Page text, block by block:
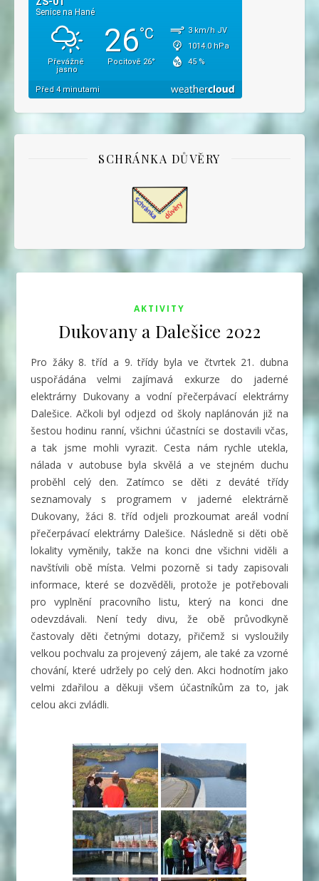
SCHRÁNKA DŮVĚRY
AKTIVITY
Dukovany a Dalešice 2022
Pro žáky 8. tříd a 9. třídy byla ve čtvrtek 21. dubna
uspořádána velmi zajímavá exkurze do jaderné
elektrárny Dukovany a vodní přečerpávací elektrárny
Dalešice. Ačkoli byl odjezd od školy naplánován již na
šestou hodinu ranní, všichni účastníci se dostavili včas,
a tak jsme mohli vyrazit. Cesta nám rychle utekla,
nálada v autobuse byla skvělá a ve stejném duchu
proběhl celý den. Zatímco se děti z deváté třídy
seznamovaly s programem v jaderné elektrárně
Dukovany, žáci 8. tříd odjeli prozkoumat areál vodní
přečerpávací elektrárny Dalešice. Následně si děti obě
lokality vyměnily, takže na konci dne všichni viděli a
navštívili obě místa. Velmi pozorně si tady zapisovali
informace, které se dozvěděli, protože je potřebovali
pro vyplnění pracovního listu, který na konci dne
odevzdávali. Není tedy divu, že obě průvodkyně
častovaly děti četnými dotazy, přičemž si vysloužily
velkou pochvalu za projevený zájem, ale také za vzorné
chování, které udržely po celý den. Akci hodnotím jako
velmi zdařilou a děkuji všem účastníkům za to, jak
celou akci zvládli.